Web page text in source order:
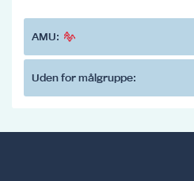
AMU:
Uden for målgruppe: